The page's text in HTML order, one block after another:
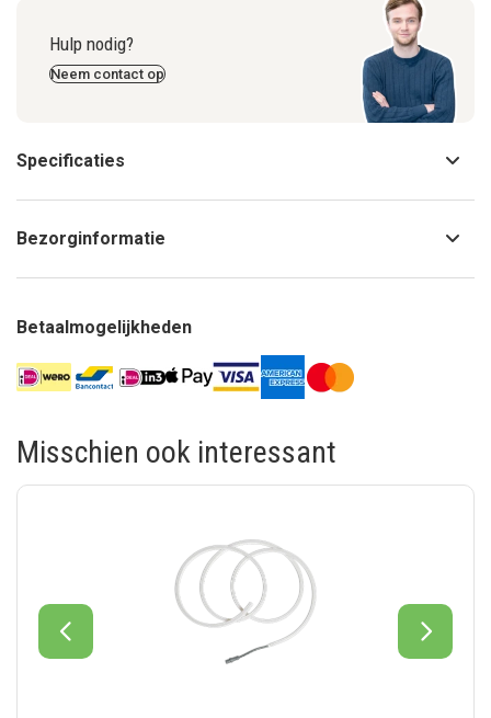
Hulp nodig?
Neem contact op
Specificaties
Bezorginformatie
Betaalmogelijkheden
Misschien ook interessant